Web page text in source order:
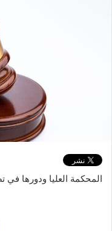
المحكمة العليا ودورها في